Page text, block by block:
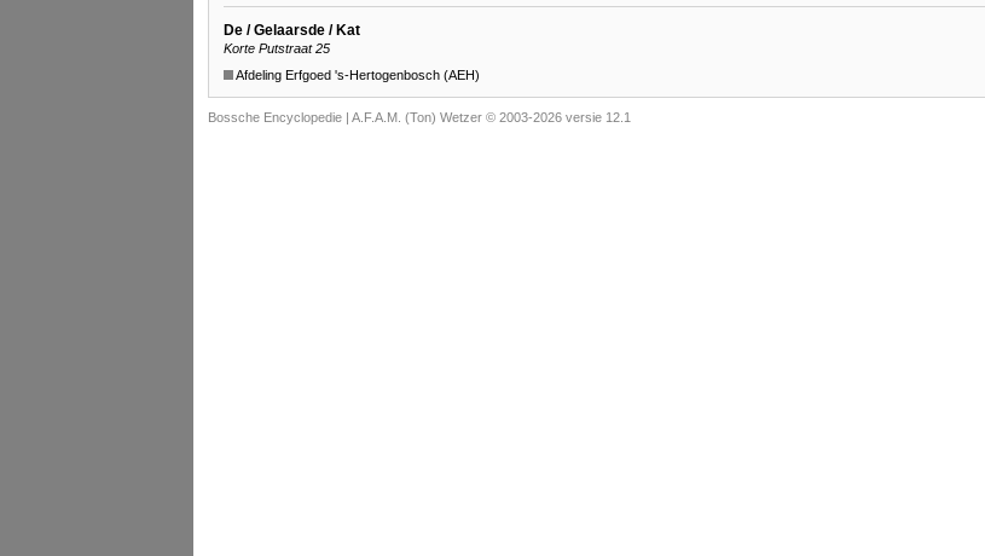
De / Gelaarsde / Kat
Korte Putstraat 25
Afdeling Erfgoed 's-Hertogenbosch (AEH)
Bossche Encyclopedie | A.F.A.M. (Ton) Wetzer © 2003-2026 versie 12.1